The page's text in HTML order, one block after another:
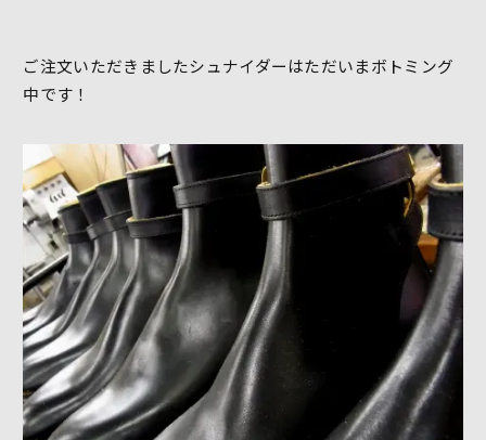
ご注文いただきましたシュナイダーはただいまボトミング
中です！